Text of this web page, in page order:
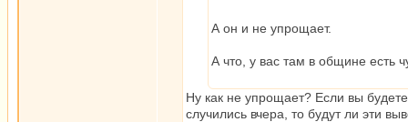
А он и не упрощает.
А что, у вас там в общине есть
Ну как не упрощает? Если вы
случились вчера, то будут ли эти